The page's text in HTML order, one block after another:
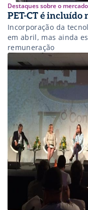
Destaques sobre o
PET-CT é incluído
Incorporação da
em abril, mas ainda
remuneração